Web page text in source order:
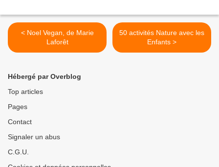
< Noel Vegan, de Marie
Laforêt
50 activités Nature avec les
Enfants >
Hébergé par Overblog
Top articles
Pages
Contact
Signaler un abus
C.G.U.